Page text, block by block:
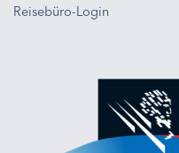
Reisebüro-Login